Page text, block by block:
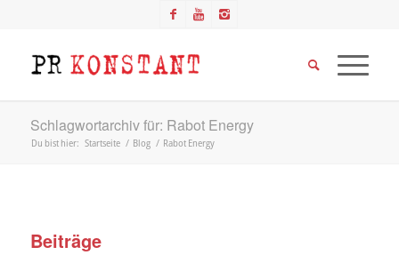
Schlagwortarchiv für: Rabot Energy
Du bist hier: Startseite / Blog / Rabot Energy
Beiträge